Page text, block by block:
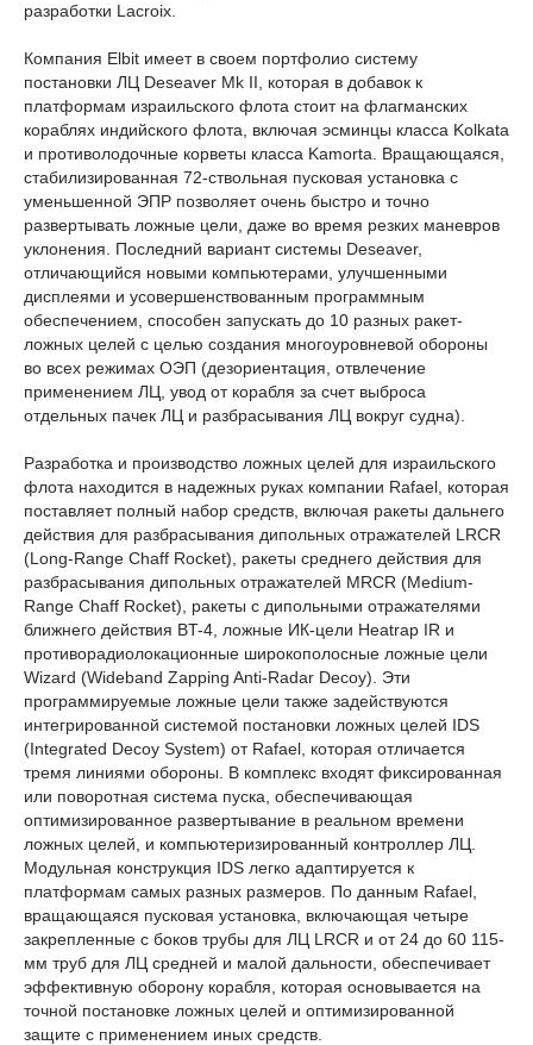
разработки Lacroix.
Компания Elbit имеет в своем портфолио систему
постановки ЛЦ Deseaver Mk II, которая в добавок к
платформам израильского флота стоит на флагманских
кораблях индийского флота, включая эсминцы класса Kolkata
и противолодочные корветы класса Kamorta. Вращающаяся,
стабилизированная 72-ствольная пусковая установка с
уменьшенной ЭПР позволяет очень быстро и точно
развертывать ложные цели, даже во время резких маневров
уклонения. Последний вариант системы Deseaver,
отличающийся новыми компьютерами, улучшенными
дисплеями и усовершенствованным программным
обеспечением, способен запускать до 10 разных ракет-
ложных целей с целью создания многоуровневой обороны
во всех режимах ОЭП (дезориентация, отвлечение
применением ЛЦ, увод от корабля за счет выброса
отдельных пачек ЛЦ и разбрасывания ЛЦ вокруг судна).
Разработка и производство ложных целей для израильского
флота находится в надежных руках компании Rafael, которая
поставляет полный набор средств, включая ракеты дальнего
действия для разбрасывания дипольных отражателей LRCR
(Long-Range Chaff Rocket), ракеты среднего действия для
разбрасывания дипольных отражателей MRCR (Medium-
Range Chaff Rocket), ракеты с дипольными отражателями
ближнего действия BT-4, ложные ИК-цели Heatrap IR и
противорадиолокационные широкополосные ложные цели
Wizard (Wideband Zapping Anti-Radar Decoy). Эти
программируемые ложные цели также задействуются
интегрированной системой постановки ложных целей IDS
(Integrated Decoy System) от Rafael, которая отличается
тремя линиями обороны. В комплекс входят фиксированная
или поворотная система пуска, обеспечивающая
оптимизированное развертывание в реальном времени
ложных целей, и компьютеризированный контроллер ЛЦ.
Модульная конструкция IDS легко адаптируется к
платформам самых разных размеров. По данным Rafael,
вращающаяся пусковая установка, включающая четыре
закрепленные с боков трубы для ЛЦ LRCR и от 24 до 60 115-
мм труб для ЛЦ средней и малой дальности, обеспечивает
эффективную оборону корабля, которая основывается на
точной постановке ложных целей и оптимизированной
защите с применением иных средств.